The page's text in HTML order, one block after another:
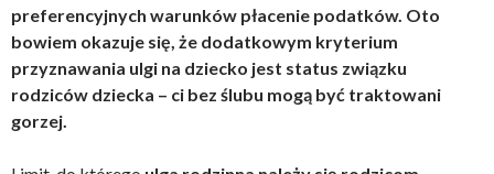
preferencyjnych warunków płacenie podatków. Oto
bowiem okazuje się, że dodatkowym kryterium
przyznawania ulgi na dziecko jest status związku
rodziców dziecka – ci bez ślubu mogą być traktowani
gorzej.